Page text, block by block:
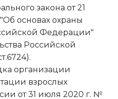
закона от 21
основах охраны
Федерации"
Российской
организации
взрослых
от 31 июля 2020 г. №